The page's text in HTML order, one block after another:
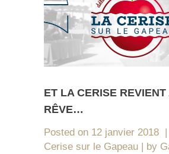
ET LA CERISE REVIENT
RÊVE…
Posted on 12 janvier 2018
Cerise sur le Gapeau
by